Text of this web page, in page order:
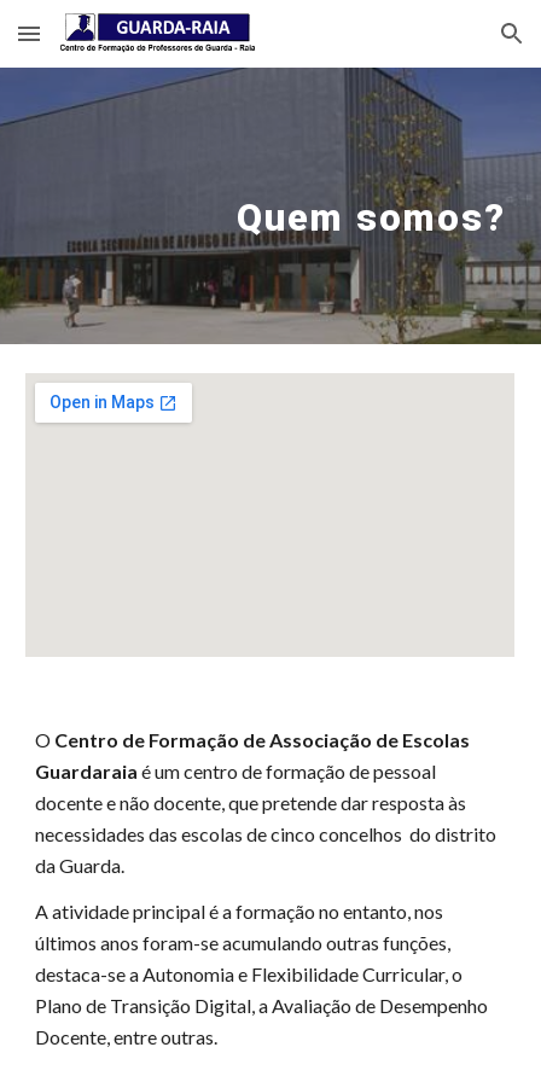
Skip to main content Skip to navigation
Quem somos?
O Centro de Formação de Associação de Escolas
Guardaraia é um centro de formação de pessoal
docente e não docente, que pretende dar resposta às
necessidades das escolas de cinco concelhos  do distrito
da Guarda.
A atividade principal é a formação no entanto, nos
últimos anos foram-se acumulando outras funções,
destaca-se a Autonomia e Flexibilidade Curricular, o
Plano de Transição Digital, a Avaliação de Desempenho
Docente, entre outras.